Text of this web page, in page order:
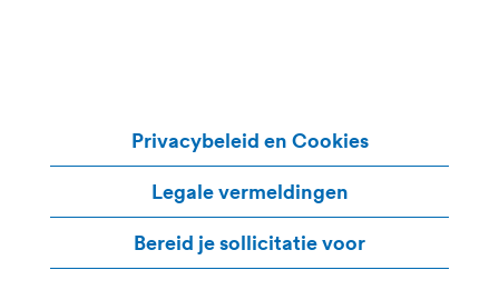
Privacybeleid en Cookies
Legale vermeldingen
Bereid je sollicitatie voor